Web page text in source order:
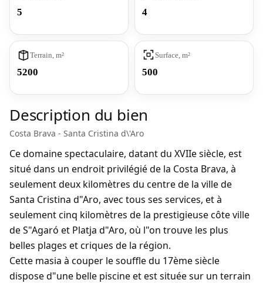
5 4
Terrain, m²
5200
Surface, m²
500
Description du bien
Costa Brava - Santa Cristina d\'Aro
Ce domaine spectaculaire, datant du XVIIe siècle, est
situé dans un endroit privilégié de la Costa Brava, à
seulement deux kilomètres du centre de la ville de
Santa Cristina d"Aro, avec tous ses services, et à
seulement cinq kilomètres de la prestigieuse côte ville
de S"Agaró et Platja d"Aro, où l"on trouve les plus
belles plages et criques de la région.
Cette masia à couper le souffle du 17ème siècle
dispose d"une belle piscine et est située sur un terrain